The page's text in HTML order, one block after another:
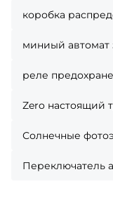
коробка
миниый автомат
реле
Zero настоящий
Солнечные
Переключатель